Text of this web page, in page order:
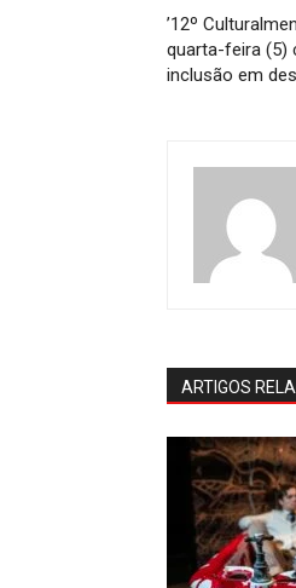
’12º
quarta-feira (5)
inclusão em
ARTIGOS